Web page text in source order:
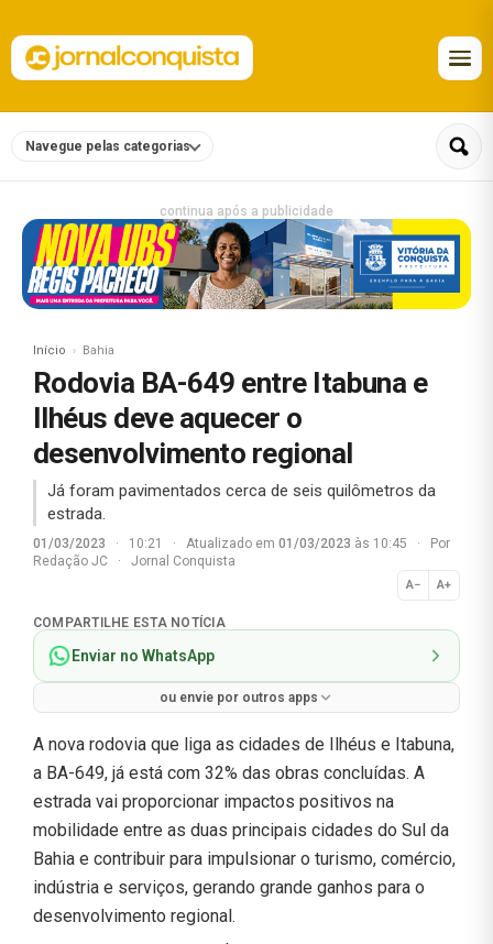
Navegue pelas categorias
continua após a publicidade
Início Bahia
Rodovia BA-649 entre Itabuna e
Ilhéus deve aquecer o
desenvolvimento regional
Já foram pavimentados cerca de seis quilômetros da
estrada.
01/03/2023 · 10:21 · Atualizado em 01/03/2023 às 10:45 ·
Por
Redação JC
· Jornal Conquista
A− A+
Normal
COMPARTILHE ESTA NOTÍCIA
Enviar no WhatsApp
ou envie por outros apps
A nova rodovia que liga as cidades de Ilhéus e Itabuna,
a BA-649, já está com 32% das obras concluídas. A
estrada vai proporcionar impactos positivos na
mobilidade entre as duas principais cidades do Sul da
Bahia e contribuir para impulsionar o turismo, comércio,
indústria e serviços, gerando grande ganhos para o
desenvolvimento regional.